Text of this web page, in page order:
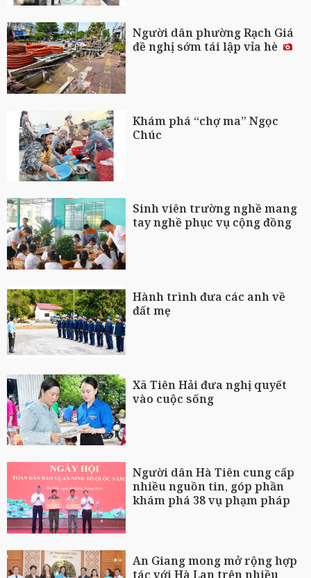
Người dân phường Rạch Giá
đề nghị sớm tái lập vỉa hè
Khám phá “chợ ma” Ngọc
Chúc
Sinh viên trường nghề mang
tay nghề phục vụ cộng đồng
Hành trình đưa các anh về
đất mẹ
Xã Tiên Hải đưa nghị quyết
vào cuộc sống
Người dân Hà Tiên cung cấp
nhiều nguồn tin, góp phần
khám phá 38 vụ phạm pháp
An Giang mong mở rộng hợp
tác với Hà Lan trên nhiều